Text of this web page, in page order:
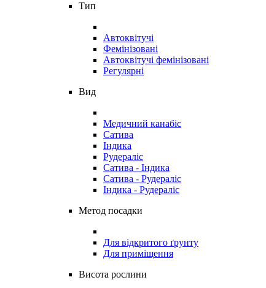
Тип
Автоквітучі
Фемінізовані
Автоквітучі фемінізовані
Регулярні
Вид
Медичний канабіс
Сатива
Індика
Рудераліс
Сатива - Індика
Сатива - Рудераліс
Індика - Рудераліс
Метод посадки
Для відкритого ґрунту
Для приміщення
Висота рослини